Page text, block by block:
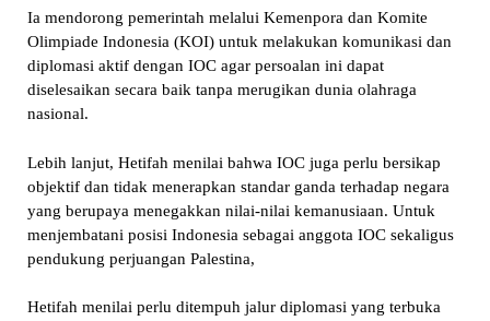
Ia mendorong pemerintah melalui Kemenpora dan Komite
Olimpiade Indonesia (KOI) untuk melakukan komunikasi dan
diplomasi aktif dengan IOC agar persoalan ini dapat
diselesaikan secara baik tanpa merugikan dunia olahraga
nasional.
Lebih lanjut, Hetifah menilai bahwa IOC juga perlu bersikap
objektif dan tidak menerapkan standar ganda terhadap negara
yang berupaya menegakkan nilai-nilai kemanusiaan. Untuk
menjembatani posisi Indonesia sebagai anggota IOC sekaligus
pendukung perjuangan Palestina,
Hetifah menilai perlu ditempuh jalur diplomasi yang terbuka